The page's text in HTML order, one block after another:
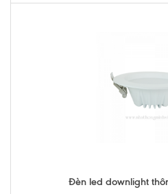
Đèn led downlight